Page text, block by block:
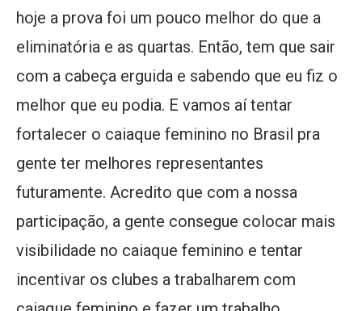
hoje a prova foi um pouco melhor do que a
eliminatória e as quartas. Então, tem que sair
com a cabeça erguida e sabendo que eu fiz o
melhor que eu podia. E vamos aí tentar
fortalecer o caiaque feminino no Brasil pra
gente ter melhores representantes
futuramente. Acredito que com a nossa
participação, a gente consegue colocar mais
visibilidade no caiaque feminino e tentar
incentivar os clubes a trabalharem com